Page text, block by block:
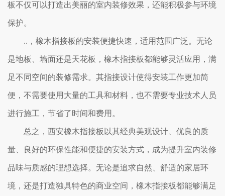
板不仅可以打造出美丽的室内装修效果，还能积极参与环境
保护。
..，橡木指接板的安装便捷快速，适用范围广泛。无论
是地板、墙面还是天花板，橡木指接板都能够灵活应用，满
足不同空间的装修需求。其指接设计使得安装工作更加简
便，不需要使用大量的工具和材料，也不需要专业技术人员
进行施工，节省了时间和费用。
总之，西安橡木指接板以其经典美观设计、优良的质
量、良好的环保性能和便捷的安装方式，成为提升室内装修
品味与质感的理想选择。无论是追求自然、舒适的家居环
境，还是打造独具特色的商业空间，橡木指接板都能够满足